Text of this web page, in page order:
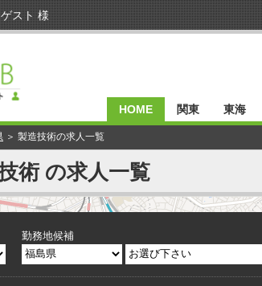
HOME 関東 東海
＞ 製造技術の求人一覧
術 の求人一覧
勤務地候補